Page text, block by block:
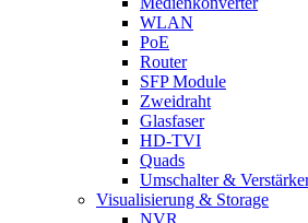
WLAN
PoE
Router
SFP Module
Zweidraht
Glasfaser
HD-TVI
Quads
Umschalter &
Visualisierung & Storage
NVR